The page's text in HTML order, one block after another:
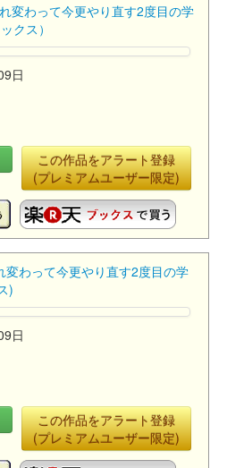
変わって今更やり直す2度目の学
クス）
日
この作品をアラート登録
(プレミアムユーザー限定)
変わって今更やり直す2度目の学
)
日
この作品をアラート登録
(プレミアムユーザー限定)